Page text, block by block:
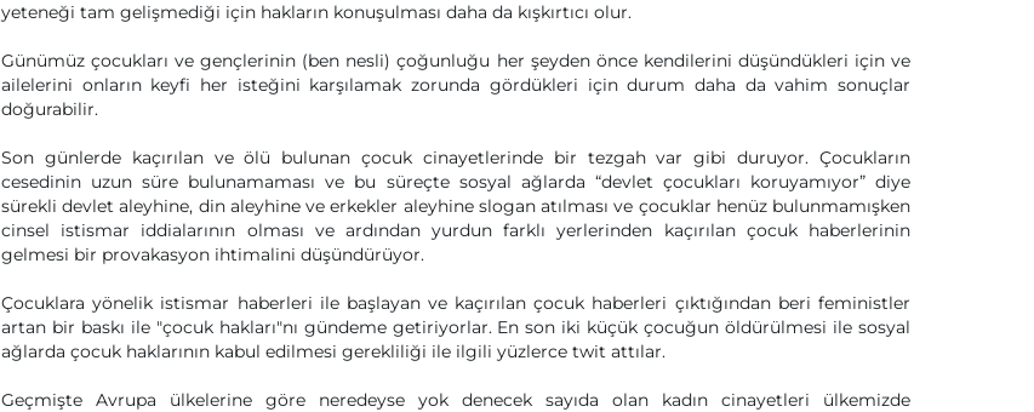
yeteneği tam gelişmediği için hakların konuşulması daha da kışkırtıcı olur.
Günümüz çocukları ve gençlerinin (ben nesli) çoğunluğu her şeyden önce kendilerini düşündükleri için ve
ailelerini onların keyfi her isteğini karşılamak zorunda gördükleri için durum daha da vahim sonuçlar
doğurabilir.
Son günlerde kaçırılan ve ölü bulunan çocuk cinayetlerinde bir tezgah var gibi duruyor. Çocukların
cesedinin uzun süre bulunamaması ve bu süreçte sosyal ağlarda “devlet çocukları koruyamıyor” diye
sürekli devlet aleyhine, din aleyhine ve erkekler aleyhine slogan atılması ve çocuklar henüz bulunmamışken
cinsel istismar iddialarının olması ve ardından yurdun farklı yerlerinden kaçırılan çocuk haberlerinin
gelmesi bir provakasyon ihtimalini düşündürüyor.
Çocuklara yönelik istismar haberleri ile başlayan ve kaçırılan çocuk haberleri çıktığından beri feministler
artan bir baskı ile "çocuk hakları"nı gündeme getiriyorlar. En son iki küçük çocuğun öldürülmesi ile sosyal
ağlarda çocuk haklarının kabul edilmesi gerekliliği ile ilgili yüzlerce twit attılar.
Geçmişte Avrupa ülkelerine göre neredeyse yok denecek sayıda olan kadın cinayetleri ülkemizde